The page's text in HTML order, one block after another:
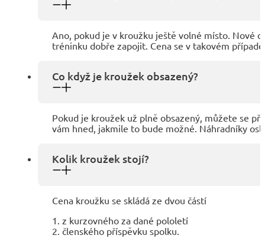
Ano, pokud je v kroužku ještě volné místo. Nové
tréninku dobře zapojit. Cena se v takovém
Co když je kroužek obsazený?
Pokud je kroužek už plně obsazený, můžete se
vám hned, jakmile to bude možné. Náhradníky
Kolik kroužek stojí?
Cena kroužku se skládá ze dvou částí
1. z kurzovného za dané pololetí
2. členského příspěvku spolku.